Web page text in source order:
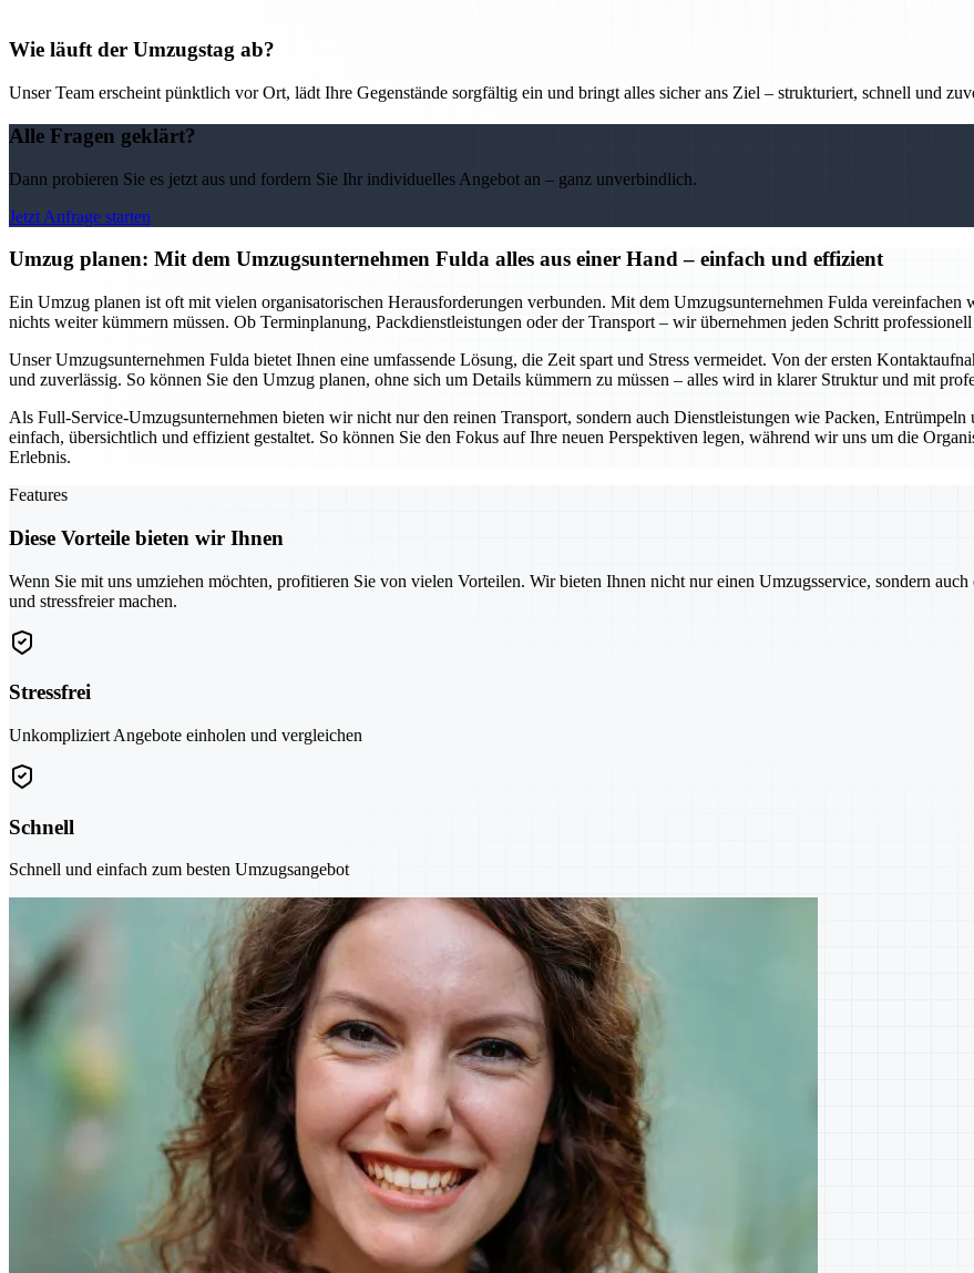
Wie läuft der Umzugstag ab?
Unser Team erscheint pünktlich vor Ort, lädt Ihre Gegenstände sorgfältig ein und bringt alles sicher ans Ziel – strukturiert, schnell und
Alle Fragen geklärt?
Dann probieren Sie es jetzt aus und fordern Sie Ihr individuelles Angebot an – ganz unverbindlich.
Jetzt Anfrage starten
Umzug planen: Mit dem Umzugsunternehmen Fulda alles aus einer Hand – einfach und effizient
Ein Umzug planen ist oft mit vielen organisatorischen Herausforderungen verbunden. Mit dem Umzugsunternehmen Fulda vereinfachen
nichts weiter kümmern müssen. Ob Terminplanung, Packdienstleistungen oder der Transport – wir übernehmen jeden Schritt
Unser Umzugsunternehmen Fulda bietet Ihnen eine umfassende Lösung, die Zeit spart und Stress vermeidet. Von der ersten
und zuverlässig. So können Sie den Umzug planen, ohne sich um Details kümmern zu müssen – alles wird in klarer Struktur und mit
Als Full-Service-Umzugsunternehmen bieten wir nicht nur den reinen Transport, sondern auch Dienstleistungen wie Packen,
einfach, übersichtlich und effizient gestaltet. So können Sie den Fokus auf Ihre neuen Perspektiven legen, während wir uns um die
Erlebnis.
Features
Diese Vorteile bieten wir Ihnen
Wenn Sie mit uns umziehen möchten, profitieren Sie von vielen Vorteilen. Wir bieten Ihnen nicht nur einen Umzugsservice, sondern
und stressfreier machen.
Stressfrei
Unkompliziert Angebote einholen und vergleichen
Schnell
Schnell und einfach zum besten Umzugsangebot